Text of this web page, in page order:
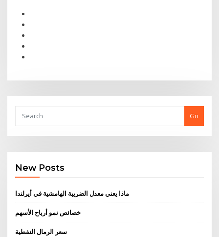
Go
New Posts
ماذا يعني معدل الضريبة الهامشية في أيرلندا
خصائص نمو أرباح الأسهم
سعر الرمال النفطية